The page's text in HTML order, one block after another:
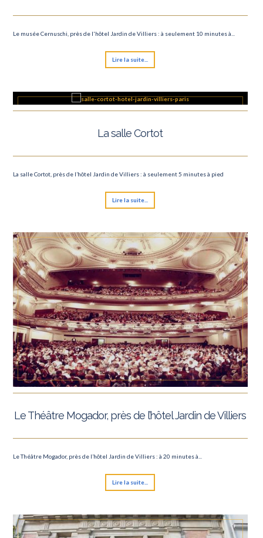
Le musée Cernuschi, près de l'hôtel Jardin de Villiers : à seulement 10 minutes à...
Lire la suite...
La salle Cortot
La salle Cortot, près de l’hôtel Jardin de Villiers : à seulement 5 minutes à pied
Lire la suite...
Le Théâtre Mogador, près de l’hôtel Jardin de Villiers
Le Théâtre Mogador, près de l’hôtel Jardin de Villiers : à 20 minutes à...
Lire la suite...